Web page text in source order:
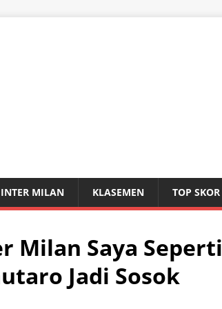
MILAN KLASEMEN TOP SKOR
Milan Saya Seperti
Jadi Sosok